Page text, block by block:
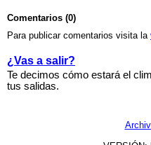
Comentarios (0)
Para publicar comentarios visita la
¿Vas a salir?
Te decimos cómo estará el
tus salidas.